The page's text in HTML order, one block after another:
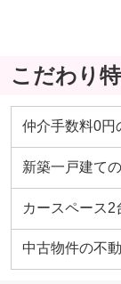
こだわり
仲介手数料0円
新築一戸建て
カースペース2
中古物件の不